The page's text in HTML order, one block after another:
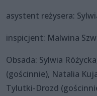
asystent reżysera:
inspicjent: Malwina
Obsada: Sylwia
(gościnnie), Natalia
Tylutki-Drozd